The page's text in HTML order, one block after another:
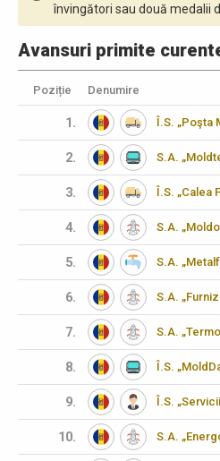
învingători sau două medalii
Avansuri primite
Poziție Denumire
1. Î.S. „Poşta
2. S.A.
3. Î.S. „Calea
4. S.A.
5. S.A.
6. S.A.
7. S.A.
8. Î.S.
9. Î.S.
10. S.A.